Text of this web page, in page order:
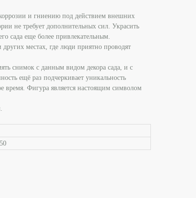
коррозии и гниению под действием внешних
не требует дополнительных сил. Украсить
сада еще более привлекательным.
местах, где люди приятно проводят
снимок с данным видом декора сада, и с
ещё раз подчеркивает уникальность
время. Фигура является настоящим символом